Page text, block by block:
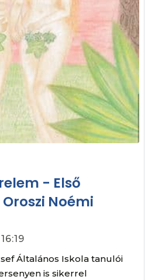
- Első
Noémi
Általános Iskola tanulói
is sikerrel